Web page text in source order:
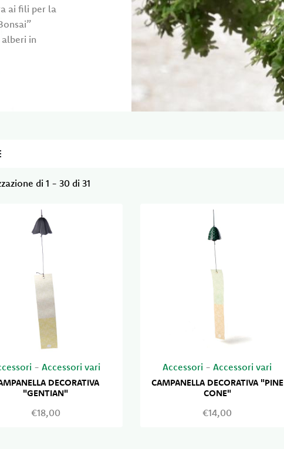
ai fili per la
in
di 1 - 30 di 31
- Accessori vari
DECORATIVA
"GENTIAN"
€18,00
Accessori -Accessori vari
CAMPANELLA DECORATIVA "PINE
CONE"
€14,00